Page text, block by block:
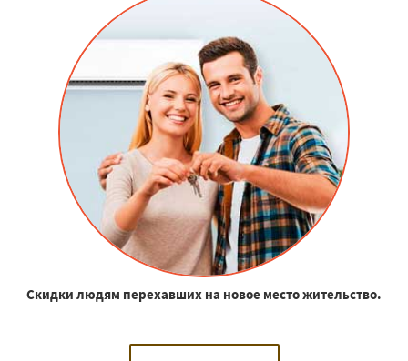
Скидки людям перехавших на новое место жительство.